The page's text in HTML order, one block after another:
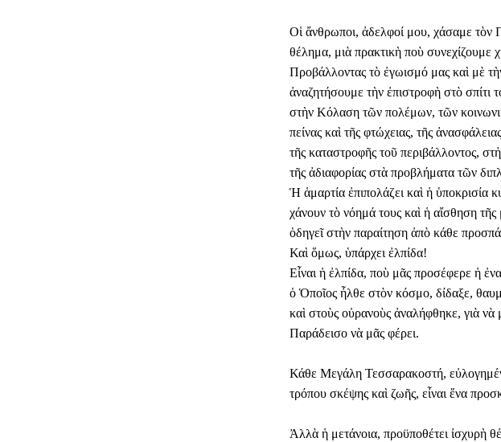
​Οἱ ἄνθρωποι, ἀδελφοί μου, χάσαμε τὸν
θέλημα, μιὰ πρακτικὴ ποὺ συνεχίζουμε
​Προβάλλοντας τὸ ἐγωισμό μας καὶ μὲ
ἀναζητήσουμε τὴν ἐπιστροφὴ στὸ
στὴν Κόλαση τῶν πολέμων, τῶν
πείνας καὶ τῆς φτώχειας, τῆς
τῆς καταστροφῆς τοῦ περιβάλλοντος,
τῆς ἀδιαφορίας στὰ προβλήματα τῶν
​Ἡ ἁμαρτία ἐπιπολάζει καὶ ἡ ὑποκρισία
χάνουν τὸ νόημά τους καὶ ἡ αἴσθηση
ὁδηγεῖ στὴν παραίτηση ἀπὸ κάθε
​Καὶ ὅμως, ὑπάρχει ἐλπίδα!
​Εἶναι ἡ ἐλπίδα, ποὺ μᾶς προσέφερε ἡ
ὁ Ὁποῖος ἦλθε στὸν κόσμο, δίδαξε,
καὶ στοὺς οὐρανοὺς ἀναλήφθηκε, γιὰ νὰ
Παράδεισο νὰ μᾶς φέρει.
​Κάθε Μεγάλη Τεσσαρακοστή,
τρόπου σκέψης καὶ ζωῆς, εἶναι ἕνα
​Ἀλλὰ ἡ μετάνοια, προϋποθέτει ἰσχυρὴ